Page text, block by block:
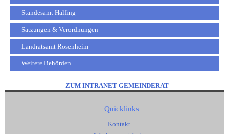
Standesamt Halfing
Satzungen & Verordnungen
Landratsamt Rosenheim
Weitere Behörden
ZUM INTRANET GEMEINDERAT
Quicklinks
Kontakt